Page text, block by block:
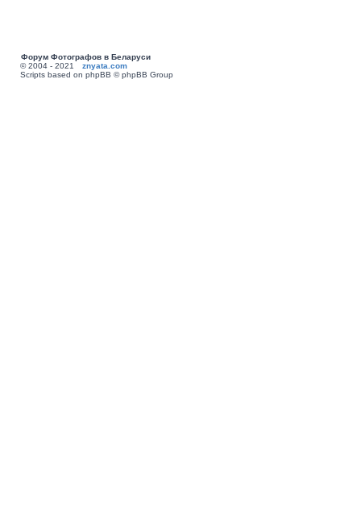
Форум Фотографов в Беларуси
© 2004 - 2021 znyata.com
Scripts based on phpBB © phpBB Group